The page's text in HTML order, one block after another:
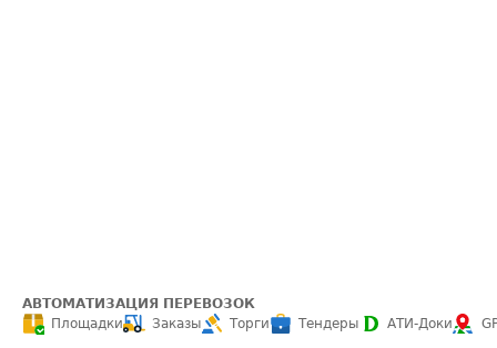
АВТОМАТИЗАЦИЯ ПЕРЕВОЗОК
Площадки
Заказы Торги Тендеры АТИ-Доки